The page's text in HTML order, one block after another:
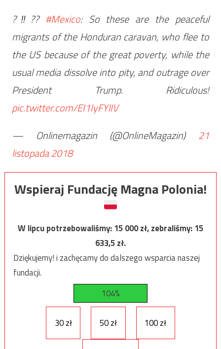
?‼?? #Mexico: So these are the peaceful
migrants of the Honduran caravan, who flee to
the US because of the great poverty, while the
usual media dissolve into pity, and outrage over
President Trump. Ridiculous!
pic.twitter.com/EI1IyFYlIV
— Onlinemagazin (@OnlineMagazin) 21
listopada 2018
Wspieraj Fundację Magna Polonia!
W lipcu potrzebowaliśmy:15 000zł, zebraliśmy:15
633,5zł.
Dziękujemy! i zachęcamy do dalszego wsparcia naszej
fundacji.
104%
30 zł 50 zł 100 zł